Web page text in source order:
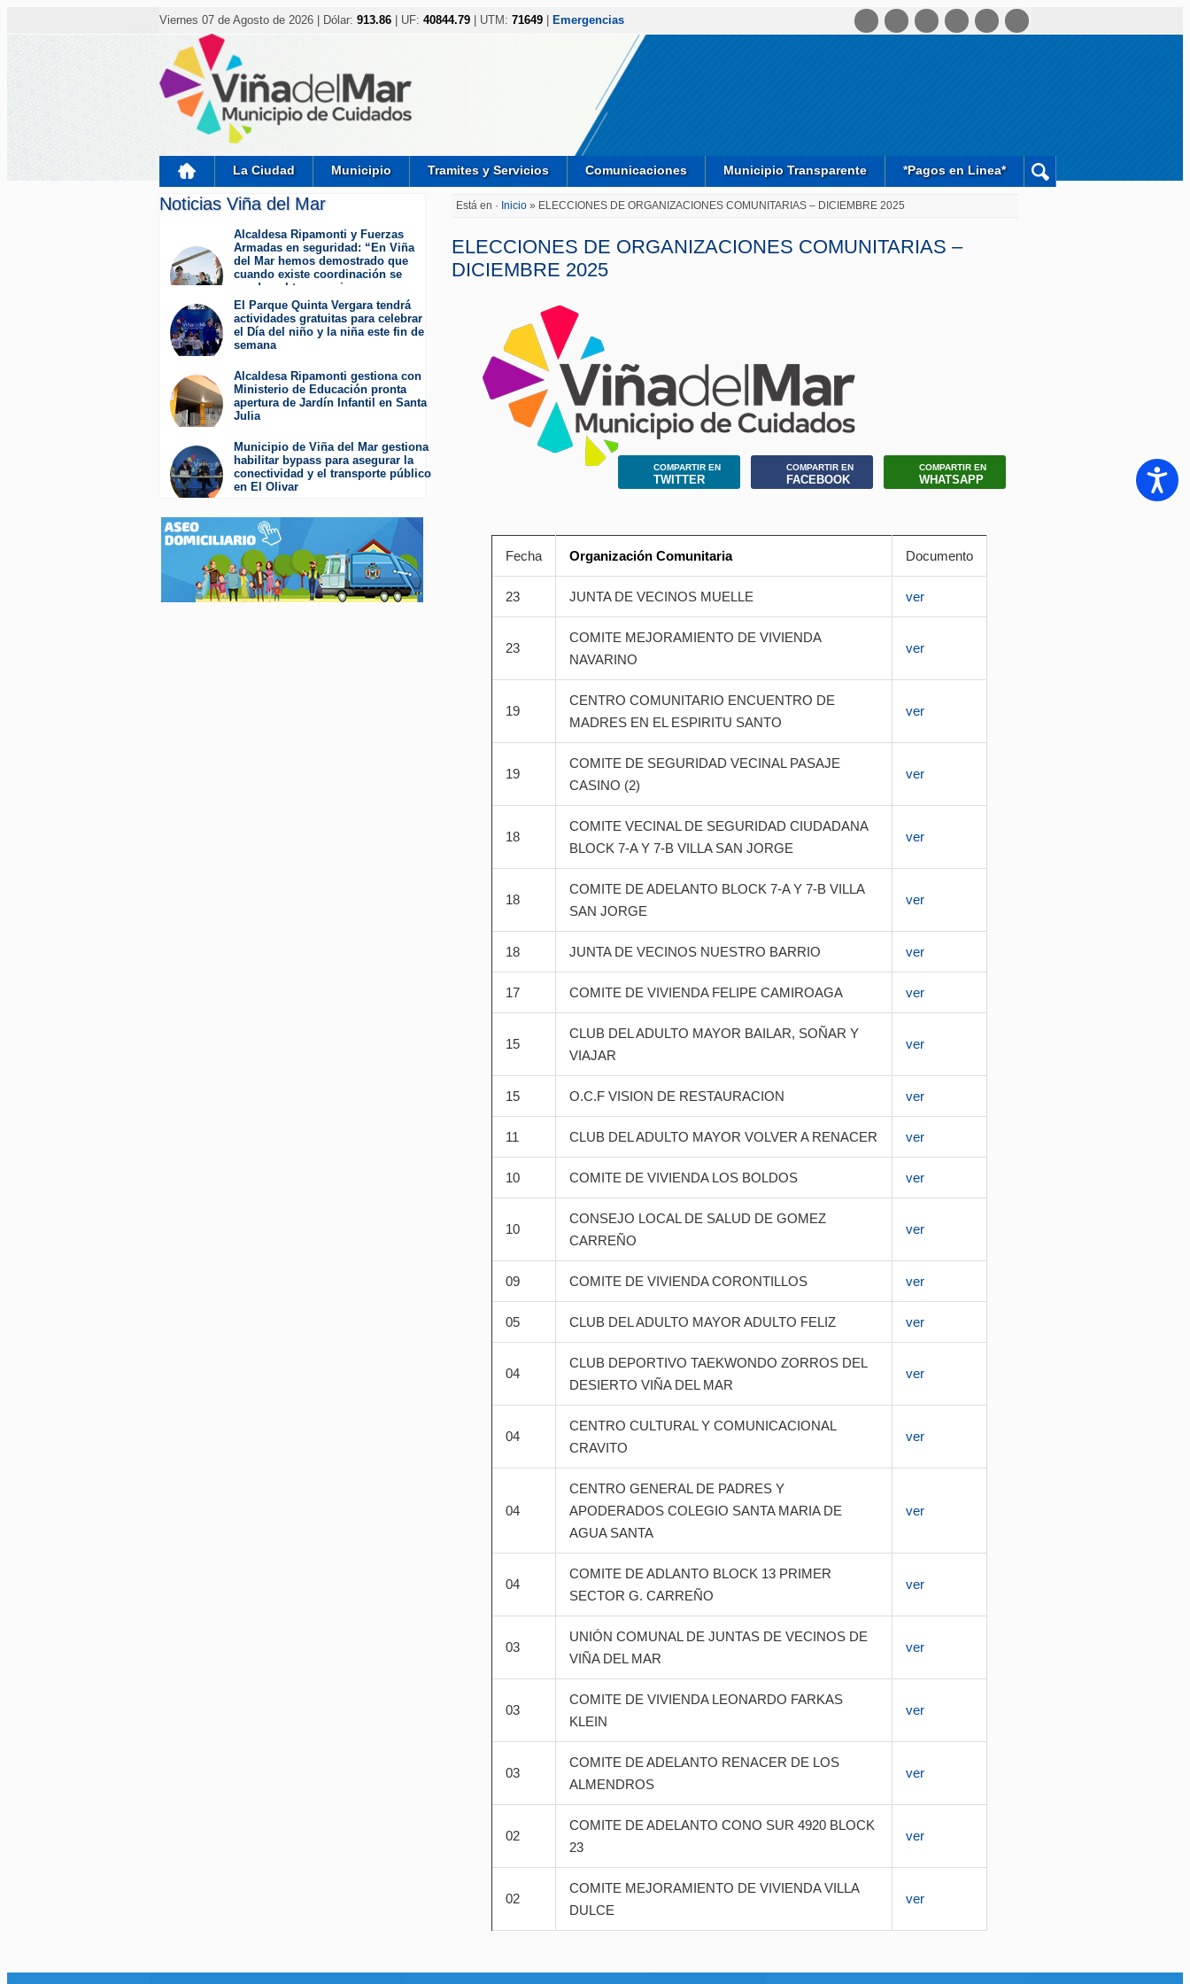
sitio
ajustar
Viernes 07 de Agosto de 2026 | Dólar: 913.86| UF: 40844.79| UTM: 71649| Emergencias
La Ciudad Municipio Tramites y Servicios Comunicaciones Municipio Transparente *Pagos en Linea*
Noticias Viña del Mar
Alcaldesa Ripamonti y Fuerzas
Armadas en seguridad: “En Viña
del Mar hemos demostrado que
cuando existe coordinación se
pueden obtener mejores
resultados”.
Jueves 6 de Agosto de 2026
El Parque Quinta Vergara tendrá
actividades gratuitas para celebrar
el Día del niño y la niña este fin de
semana
Alcaldesa Ripamonti gestiona con
Ministerio de Educación pronta
apertura de Jardín Infantil en Santa
Julia
Municipio de Viña del Mar gestiona
habilitar bypass para asegurar la
conectividad y el transporte público
en El Olivar
Está en · Inicio» ELECCIONES DE ORGANIZACIONES COMUNITARIAS – DICIEMBRE 2025
ELECCIONES DE ORGANIZACIONES COMUNITARIAS –
DICIEMBRE 2025
COMPARTIR EN
TWITTER
COMPARTIR EN
FACEBOOK
COMPARTIR EN
WHATSAPP
Fecha Organización Comunitaria Documento
23 JUNTA DE VECINOS MUELLE ver
23
COMITE MEJORAMIENTO DE VIVIENDA
NAVARINO
ver
19
CENTRO COMUNITARIO ENCUENTRO DE
MADRES EN EL ESPIRITU SANTO
ver
19
COMITE DE SEGURIDAD VECINAL PASAJE
CASINO (2)
ver
18
COMITE VECINAL DE SEGURIDAD CIUDADANA
BLOCK 7-A Y 7-B VILLA SAN JORGE
ver
18
COMITE DE ADELANTO BLOCK 7-A Y 7-B VILLA
SAN JORGE
ver
18 JUNTA DE VECINOS NUESTRO BARRIO ver
17 COMITE DE VIVIENDA FELIPE CAMIROAGA ver
15
CLUB DEL ADULTO MAYOR BAILAR, SOÑAR Y
VIAJAR
ver
15 O.C.F VISION DE RESTAURACION ver
11 CLUB DEL ADULTO MAYOR VOLVER A RENACER ver
10 COMITE DE VIVIENDA LOS BOLDOS ver
10
CONSEJO LOCAL DE SALUD DE GOMEZ
CARREÑO
ver
09 COMITE DE VIVIENDA CORONTILLOS ver
05 CLUB DEL ADULTO MAYOR ADULTO FELIZ ver
04
CLUB DEPORTIVO TAEKWONDO ZORROS DEL
DESIERTO VIÑA DEL MAR
ver
04
CENTRO CULTURAL Y COMUNICACIONAL
CRAVITO
ver
04
CENTRO GENERAL DE PADRES Y
APODERADOS COLEGIO SANTA MARIA DE
AGUA SANTA
ver
04
COMITE DE ADLANTO BLOCK 13 PRIMER
SECTOR G. CARREÑO
ver
03
UNIÓN COMUNAL DE JUNTAS DE VECINOS DE
VIÑA DEL MAR
ver
03
COMITE DE VIVIENDA LEONARDO FARKAS
KLEIN
ver
03
COMITE DE ADELANTO RENACER DE LOS
ALMENDROS
ver
02
COMITE DE ADELANTO CONO SUR 4920 BLOCK
23
ver
02
COMITE MEJORAMIENTO DE VIVIENDA VILLA
DULCE
ver